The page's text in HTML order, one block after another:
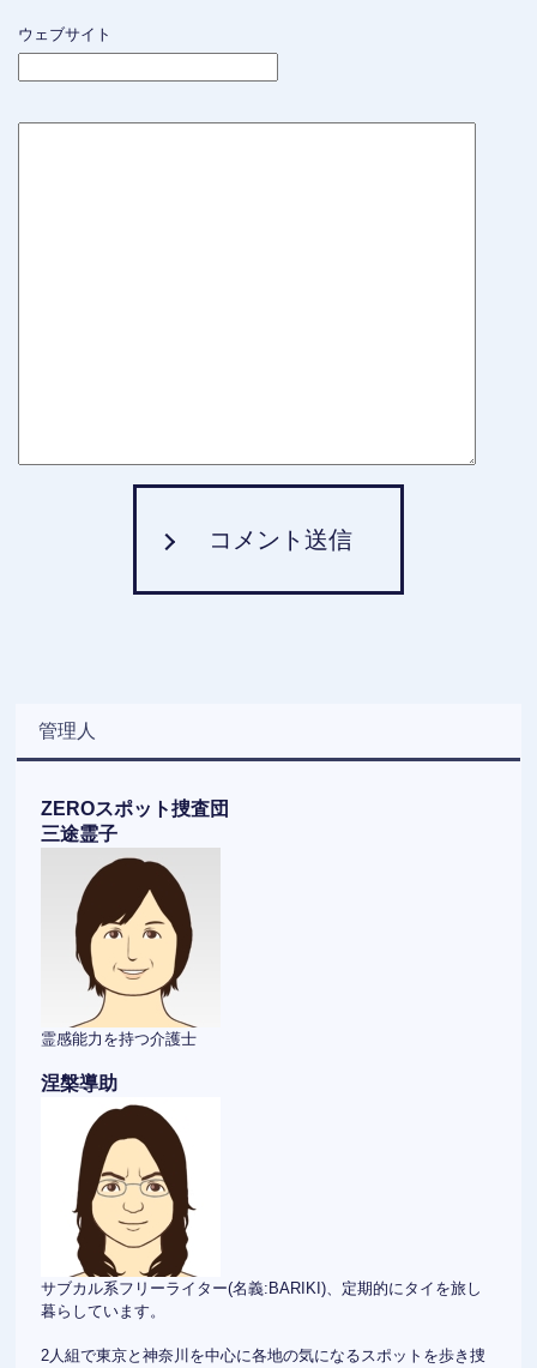
ウェブサイト
コメント送信
管理人
ZEROスポット捜査団
三途霊子
霊感能力を持つ介護士
涅槃導助
サブカル系フリーライター(名義:BARIKI)、定期的にタイを旅し
暮らしています。
2人組で東京と神奈川を中心に各地の気になるスポットを歩き捜